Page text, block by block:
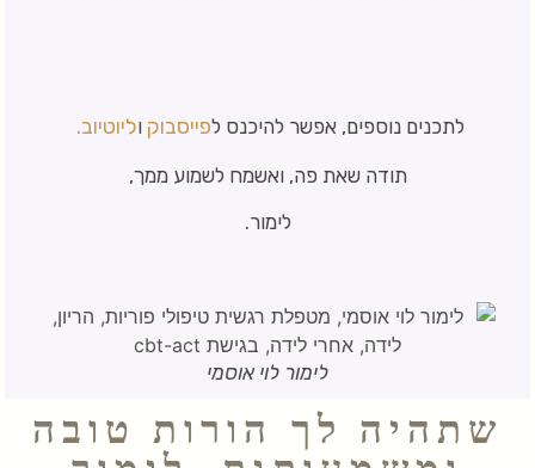
לימור לוי אוסמי
לתכנים נוספים, אפשר להיכנס לפייסבוק וליוטיוב.
תודה שאת פה, ואשמח לשמוע ממך,
לימור.
שתהיה לך הורות טובה